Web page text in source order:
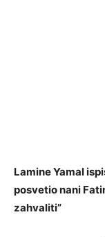
Lamine Yamal
posvetio nani
zahvaliti”